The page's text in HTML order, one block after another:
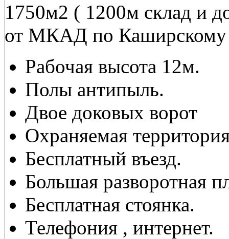
1750м2 ( 1200м склад и
от МКАД по
Рабочая высота 12м.
Полы антипыль.
Двое доковых ворот
Охраняемая
Бесплатный въезд.
Большая разворотная
Бесплатная стоянка.
Телефония , интернет.